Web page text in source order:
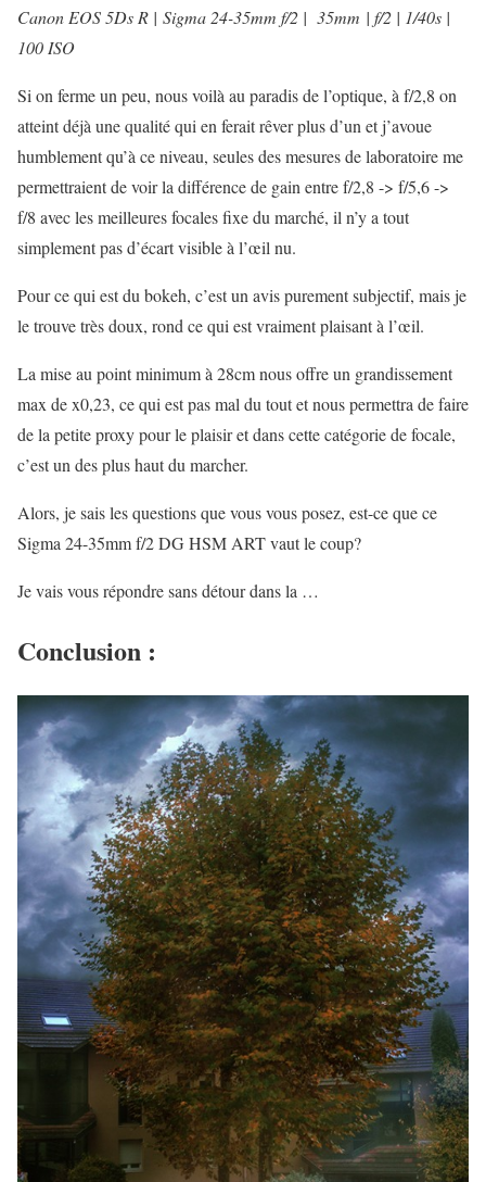
Canon EOS 5Ds R | Sigma 24-35mm f/2 | 35mm | f/2 | 1/40s |
100 ISO
Si on ferme un peu, nous voilà au paradis de l’optique, à f/2,8 on
atteint déjà une qualité qui en ferait rêver plus d’un et j’avoue
humblement qu’à ce niveau, seules des mesures de laboratoire me
permettraient de voir la différence de gain entre f/2,8 -> f/5,6 ->
f/8 avec les meilleures focales fixe du marché, il n’y a tout
simplement pas d’écart visible à l’œil nu.
Pour ce qui est du bokeh, c’est un avis purement subjectif, mais je
le trouve très doux, rond ce qui est vraiment plaisant à l’œil.
La mise au point minimum à 28cm nous offre un grandissement
max de x0,23, ce qui est pas mal du tout et nous permettra de faire
de la petite proxy pour le plaisir et dans cette catégorie de focale,
c’est un des plus haut du marcher.
Alors, je sais les questions que vous vous posez, est-ce que ce
Sigma 24-35mm f/2 DG HSM ART vaut le coup?
Je vais vous répondre sans détour dans la …
Conclusion :